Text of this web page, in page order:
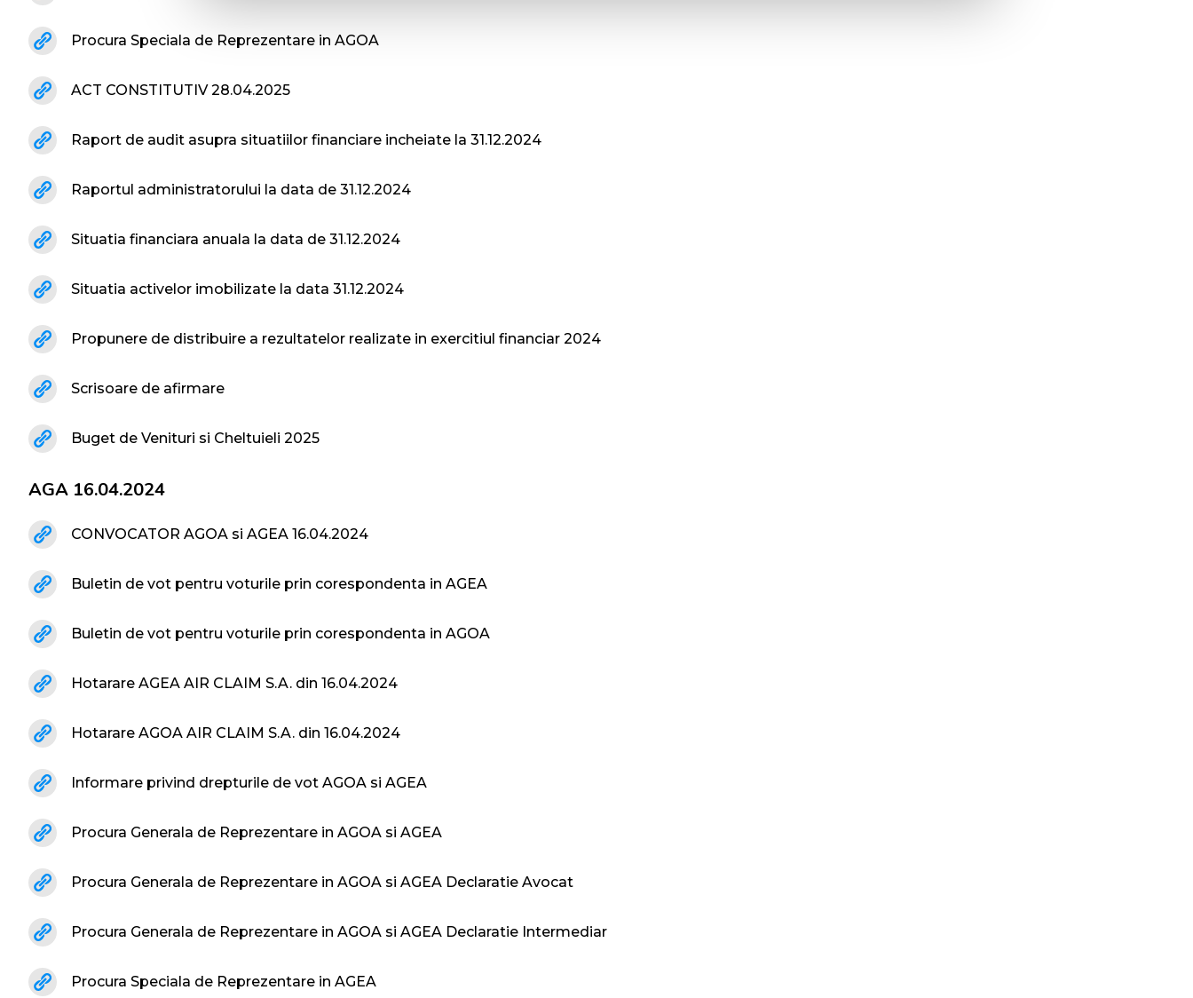
Procura Speciala de Reprezentare in AGOA
ACT CONSTITUTIV 28.04.2025
Raport de audit asupra situatiilor financiare incheiate la 31.12.2024
Raportul administratorului la data de 31.12.2024
Situatia financiara anuala la data de 31.12.2024
Situatia activelor imobilizate la data 31.12.2024
Propunere de distribuire a rezultatelor realizate in exercitiul financiar 2024
Scrisoare de afirmare
Buget de Venituri si Cheltuieli 2025
AGA 16.04.2024
CONVOCATOR AGOA si AGEA 16.04.2024
Buletin de vot pentru voturile prin corespondenta in AGEA
Buletin de vot pentru voturile prin corespondenta in AGOA
Hotarare AGEA AIR CLAIM S.A. din 16.04.2024
Hotarare AGOA AIR CLAIM S.A. din 16.04.2024
Informare privind drepturile de vot AGOA si AGEA
Procura Generala de Reprezentare in AGOA si AGEA
Procura Generala de Reprezentare in AGOA si AGEA Declaratie Avocat
Procura Generala de Reprezentare in AGOA si AGEA Declaratie Intermediar
Procura Speciala de Reprezentare in AGEA